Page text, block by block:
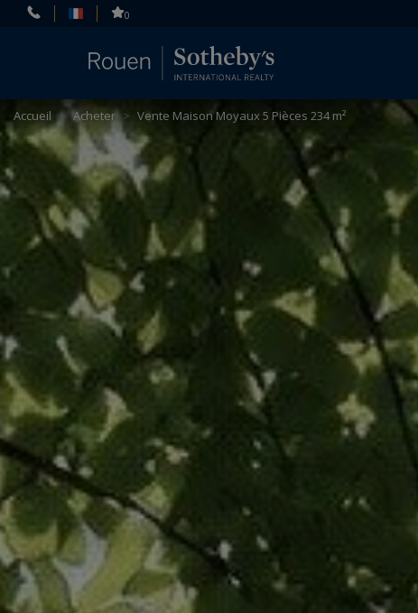
0
Accueil > Acheter > Vente Maison Moyaux 5 Pièces 234 m²
Panneau de gestion des cookies